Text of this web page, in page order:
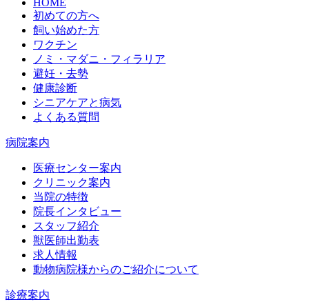
HOME
初めての方へ
飼い始めた方
ワクチン
ノミ・マダニ・フィラリア
避妊・去勢
健康診断
シニアケアと病気
よくある質問
病院案内
医療センター案内
クリニック案内
当院の特徴
院長インタビュー
スタッフ紹介
獣医師出勤表
求人情報
動物病院様からのご紹介について
診療案内